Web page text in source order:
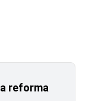
reforma